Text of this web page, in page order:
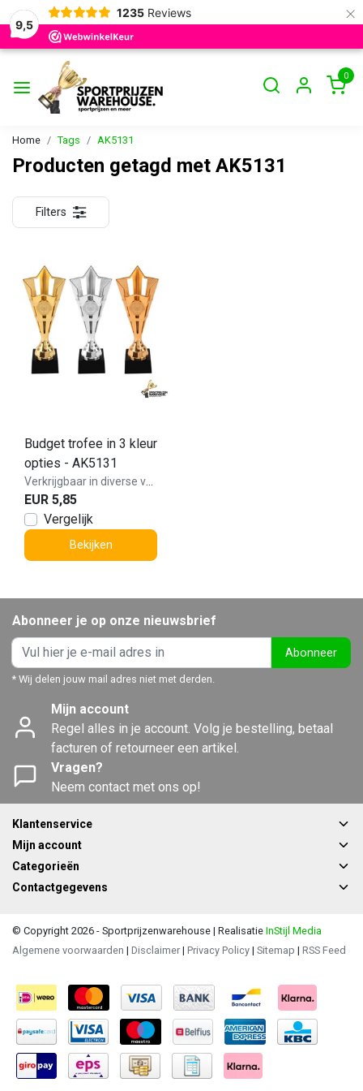
9,5
1235 Reviews ×
0
Home Tags AK5131
Producten getagd met AK5131
Filters
Budget trofee in 3 kleur
opties - AK5131
EUR 5,85
Vergelijk
Bekijken
Abonneer je op onze nieuwsbrief
Abonneer
* Wij delen jouw mail adres niet met derden.
Mijn account
Regel alles in je account. Volg je bestelling, betaal
facturen of retourneer een artikel.
Vragen?
Neem contact met ons op!
Klantenservice
Mijn account
Categorieën
Contactgegevens
© Copyright 2026 - Sportprijzenwarehouse | Realisatie InStijl Media
Algemene voorwaarden | Disclaimer | Privacy Policy | Sitemap | RSS Feed